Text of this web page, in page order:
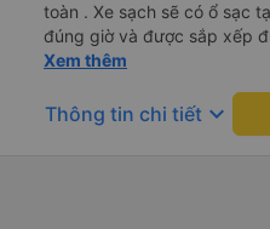
toàn . Xe sạch sẽ có ổ sạc
đúng giờ và được sắp xếp
cho hoàng long đỏ 👍
Xem thêm
Thông tin chi tiết keyboard_arrow_down